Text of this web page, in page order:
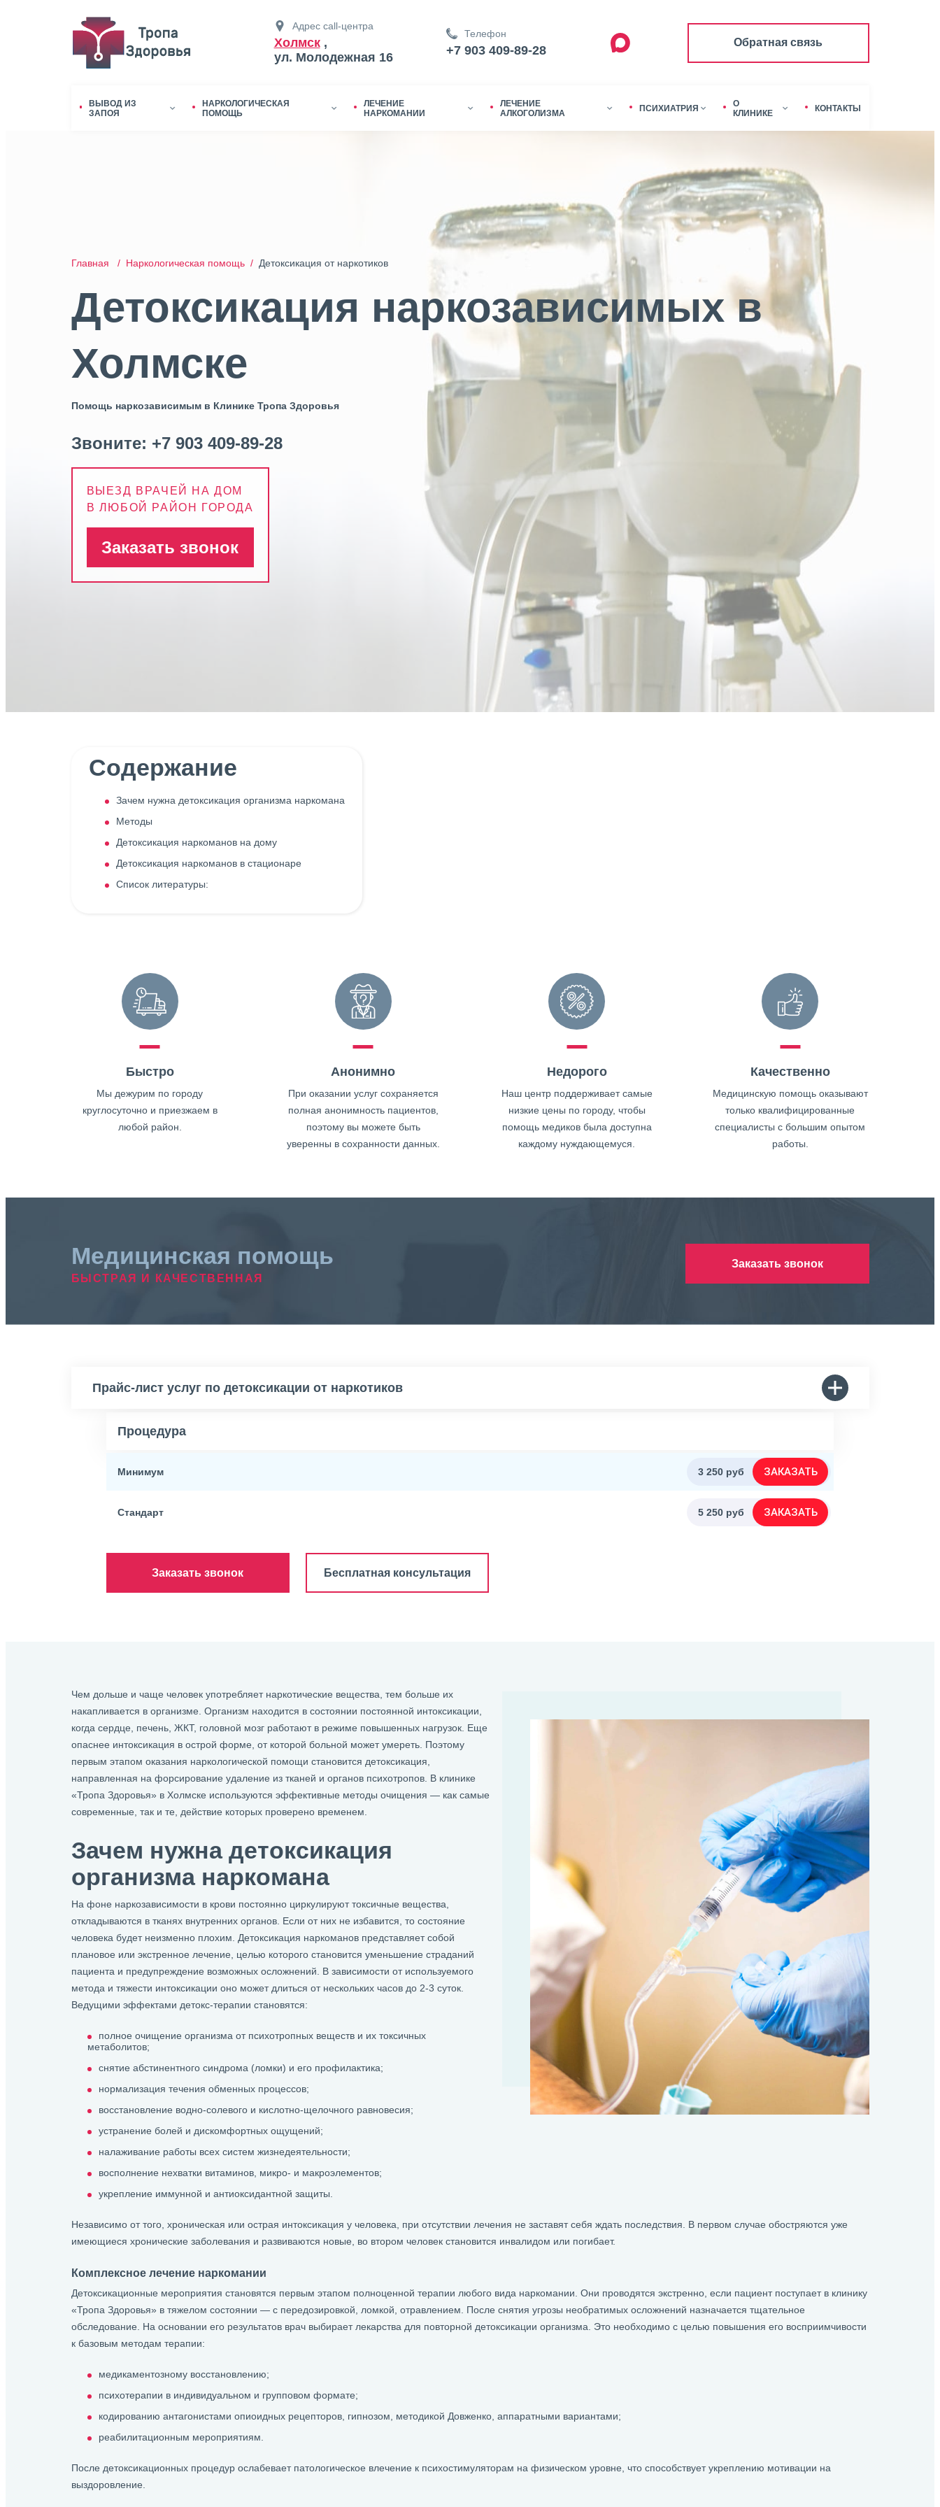
Адрес call-центра
Холмск,
ул. Молодежная 16
Телефон
+7 903 409-89-28
Обратная связь
ВЫВОД ИЗ
ЗАПОЯ
НАРКОЛОГИЧЕСКАЯ
ПОМОЩЬ
ЛЕЧЕНИЕ
НАРКОМАНИИ
ЛЕЧЕНИЕ
АЛКОГОЛИЗМА
ПСИХИАТРИЯ
О
КЛИНИКЕ
КОНТАКТЫ
Главная / Наркологическая помощь / Детоксикация от наркотиков
Детоксикация наркозависимых в
Холмске
Помощь наркозависимым в Клинике Тропа Здоровья
Звоните: +7 903 409-89-28
ВЫЕЗД ВРАЧЕЙ НА ДОМ
В ЛЮБОЙ РАЙОН ГОРОДА
Заказать звонок
Содержание
Зачем нужна детоксикация организма наркомана
Методы
Детоксикация наркоманов на дому
Детоксикация наркоманов в стационаре
Список литературы:
Быстро
Мы дежурим по городу
круглосуточно и приезжаем в
любой район.
Анонимно
При оказании услуг сохраняется
полная анонимность пациентов,
поэтому вы можете быть
уверенны в сохранности данных.
Недорого
Наш центр поддерживает самые
низкие цены по городу, чтобы
помощь медиков была доступна
каждому нуждающемуся.
Качественно
Медицинскую помощь оказывают
только квалифицированные
специалисты с большим опытом
работы.
Медицинская помощь
БЫСТРАЯ И КАЧЕСТВЕННАЯ
Заказать звонок
Прайс-лист услуг по детоксикации от наркотиков
Процедура
Минимум 3 250 руб ЗАКАЗАТЬ
Стандарт 5 250 руб ЗАКАЗАТЬ
Заказать звонок Бесплатная консультация
Чем дольше и чаще человек употребляет наркотические вещества, тем больше их
накапливается в организме. Организм находится в состоянии постоянной интоксикации,
когда сердце, печень, ЖКТ, головной мозг работают в режиме повышенных нагрузок. Еще
опаснее интоксикация в острой форме, от которой больной может умереть. Поэтому
первым этапом оказания наркологической помощи становится детоксикация,
направленная на форсирование удаление из тканей и органов психотропов. В клинике
«Тропа Здоровья» в Холмске используются эффективные методы очищения — как самые
современные, так и те, действие которых проверено временем.
Зачем нужна детоксикация
организма наркомана
На фоне наркозависимости в крови постоянно циркулируют токсичные вещества,
откладываются в тканях внутренних органов. Если от них не избавится, то состояние
человека будет неизменно плохим. Детоксикация наркоманов представляет собой
плановое или экстренное лечение, целью которого становится уменьшение страданий
пациента и предупреждение возможных осложнений. В зависимости от используемого
метода и тяжести интоксикации оно может длиться от нескольких часов до 2-3 суток.
Ведущими эффектами детокс-терапии становятся:
полное очищение организма от психотропных веществ и их токсичных
метаболитов;
снятие абстинентного синдрома (ломки) и его профилактика;
нормализация течения обменных процессов;
восстановление водно-солевого и кислотно-щелочного равновесия;
устранение болей и дискомфортных ощущений;
налаживание работы всех систем жизнедеятельности;
восполнение нехватки витаминов, микро- и макроэлементов;
укрепление иммунной и антиоксидантной защиты.
Независимо от того, хроническая или острая интоксикация у человека, при отсутствии лечения не заставят себя ждать последствия. В первом случае обостряются уже
имеющиеся хронические заболевания и развиваются новые, во втором человек становится инвалидом или погибает.
Комплексное лечение наркомании
Детоксикационные мероприятия становятся первым этапом полноценной терапии любого вида наркомании. Они проводятся экстренно, если пациент поступает в клинику
«Тропа Здоровья» в тяжелом состоянии — с передозировкой, ломкой, отравлением. После снятия угрозы необратимых осложнений назначается тщательное
обследование. На основании его результатов врач выбирает лекарства для повторной детоксикации организма. Это необходимо с целью повышения его восприимчивости
к базовым методам терапии:
медикаментозному восстановлению;
психотерапии в индивидуальном и групповом формате;
кодированию антагонистами опиоидных рецепторов, гипнозом, методикой Довженко, аппаратными вариантами;
реабилитационным мероприятиям.
После детоксикационных процедур ослабевает патологическое влечение к психостимуляторам на физическом уровне, что способствует укреплению мотивации на
выздоровление.